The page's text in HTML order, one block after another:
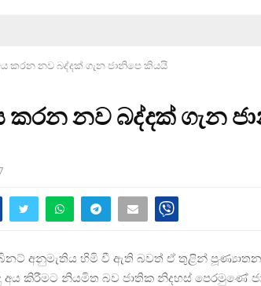
කරන නව බද්දක් ගැන ජානිපෙ කියයි
කරන නව බද්දක් ගැන
අනුමැතිය හිමි වී ඇති බවත් ඒ තුළින්
අය කිරීමට නියමිත බව ජාතික නිදහස් පෙරමුණේ